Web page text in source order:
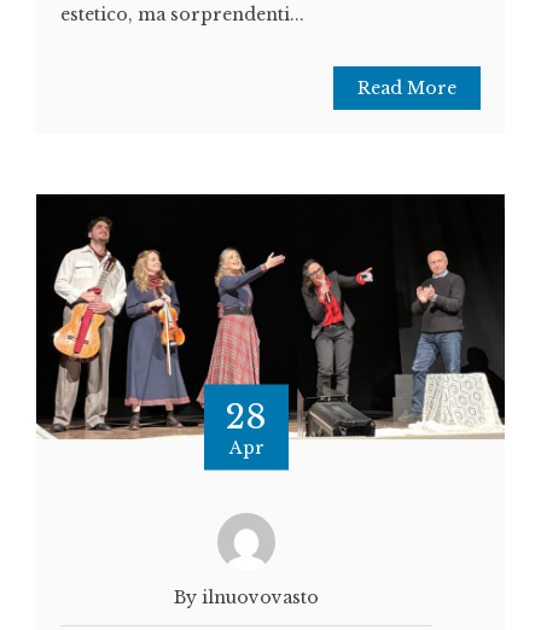
estetico, ma sorprendenti...
Read More
28
Apr
By ilnuovovasto